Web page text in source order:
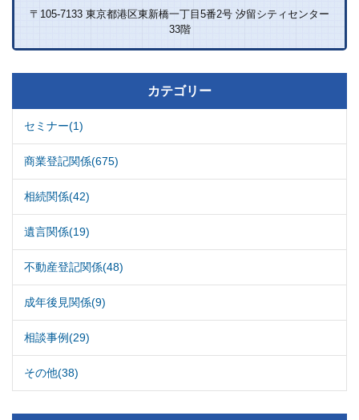
〒105-7133 東京都港区東新橋一丁目5番2号 汐留シティセンター
33階
カテゴリー
セミナー(1)
商業登記関係(675)
相続関係(42)
遺言関係(19)
不動産登記関係(48)
成年後見関係(9)
相談事例(29)
その他(38)